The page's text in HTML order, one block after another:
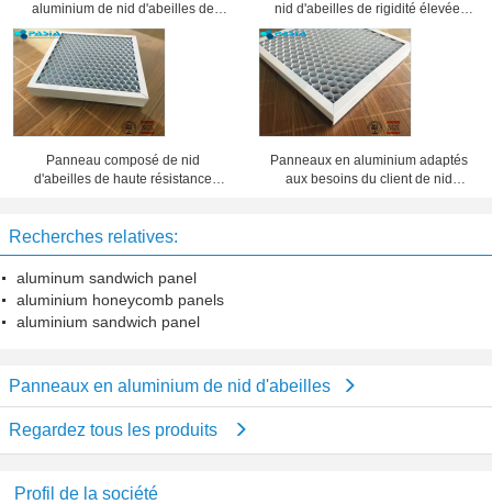
aluminium de nid d'abeilles de
preuve saine ont usiné la
préparation de surface
nid d'abeilles de rigidité élevée,
âme en nid d'abeilles lambrisse 25
millimètres d'épaisseur
Panneau composé de nid
d'abeilles de haute résistance
Panneaux en aluminium adaptés
aux besoins du client de nid
Recherches relatives:
aluminum sandwich panel
aluminium honeycomb panels
aluminium sandwich panel
Panneaux en aluminium de nid d'abeilles
Regardez tous les produits
Profil de la société